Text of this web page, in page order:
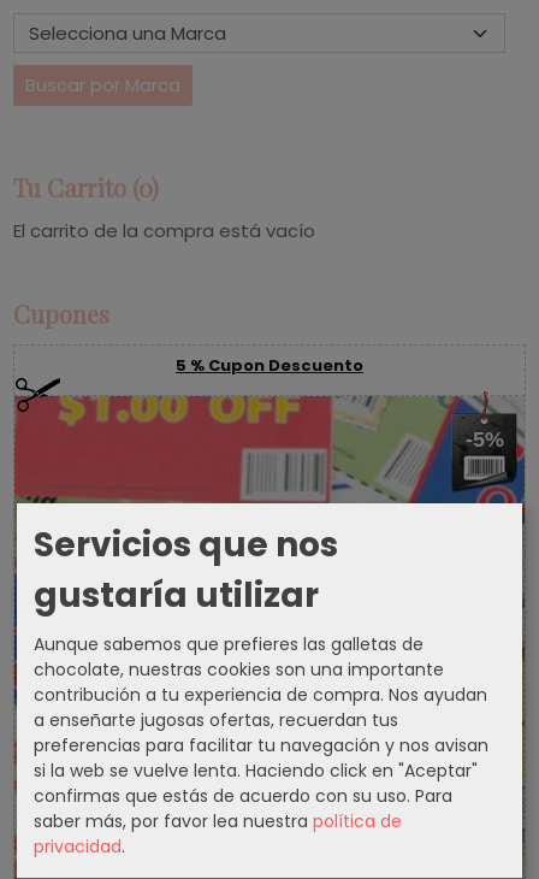
Tu Carrito (0)
El carrito de la compra está vacío
Cupones
5 % Cupon Descuento
-5%
Servicios que nos
gustaría utilizar
Aunque sabemos que prefieres las galletas de
chocolate, nuestras cookies son una importante
contribución a tu experiencia de compra. Nos ayudan
a enseñarte jugosas ofertas, recuerdan tus
preferencias para facilitar tu navegación y nos avisan
si la web se vuelve lenta. Haciendo click en "Aceptar"
confirmas que estás de acuerdo con su uso. Para
saber más, por favor lea nuestra política de
privacidad.